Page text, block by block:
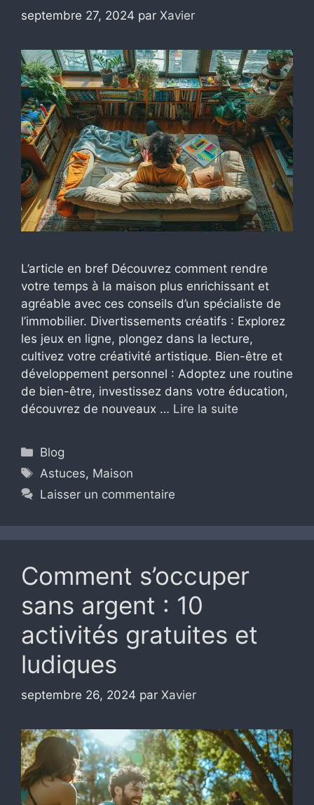
septembre 27, 2024 par Xavier
L’article en bref Découvrez comment rendre
votre temps à la maison plus enrichissant et
agréable avec ces conseils d’un spécialiste de
l’immobilier. Divertissements créatifs : Explorez
les jeux en ligne, plongez dans la lecture,
cultivez votre créativité artistique. Bien-être et
développement personnel : Adoptez une routine
de bien-être, investissez dans votre éducation,
découvrez de nouveaux … Lire la suite
Catégories
Blog
Étiquettes
Astuces, Maison
Laisser un commentaire
Comment s’occuper
sans argent : 10
activités gratuites et
ludiques
septembre 26, 2024 par Xavier